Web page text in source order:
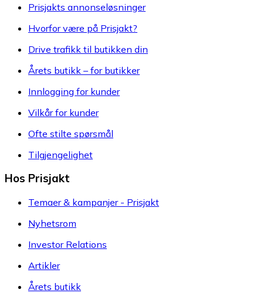
Prisjakts annonseløsninger
Hvorfor være på Prisjakt?
Drive trafikk til butikken din
Årets butikk – for butikker
Innlogging for kunder
Vilkår for kunder
Ofte stilte spørsmål
Tilgjengelighet
Hos Prisjakt
Temaer & kampanjer - Prisjakt
Nyhetsrom
Investor Relations
Artikler
Årets butikk